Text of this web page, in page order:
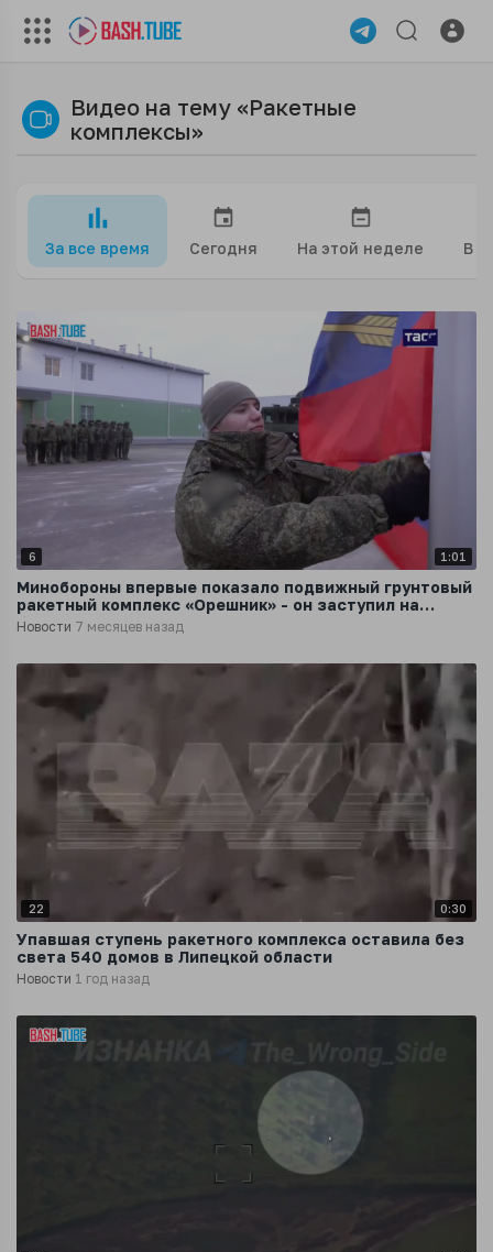
Видео на тему «Ракетные
комплексы»
За все время Сегодня На этой неделе В
6 1:01
Минобороны впервые показало подвижный грунтовый
ракетный комплекс «Орешник» - он заступил на
боевое дежурство в Белоруссии
Новости 7 месяцев назад
22 0:30
Упавшая ступень ракетного комплекса оставила без
света 540 домов в Липецкой области
Новости 1 год назад